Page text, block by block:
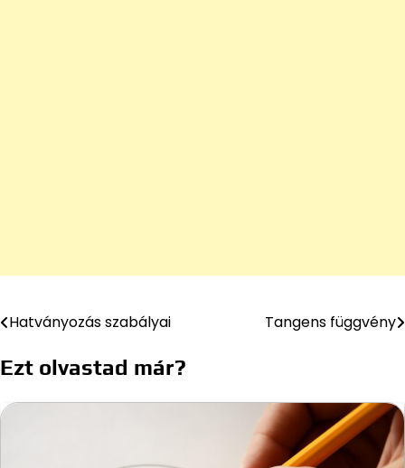
Bejegyzés
navigáció
Hatványozás szabályai Tangens függvény
Ezt olvastad már?